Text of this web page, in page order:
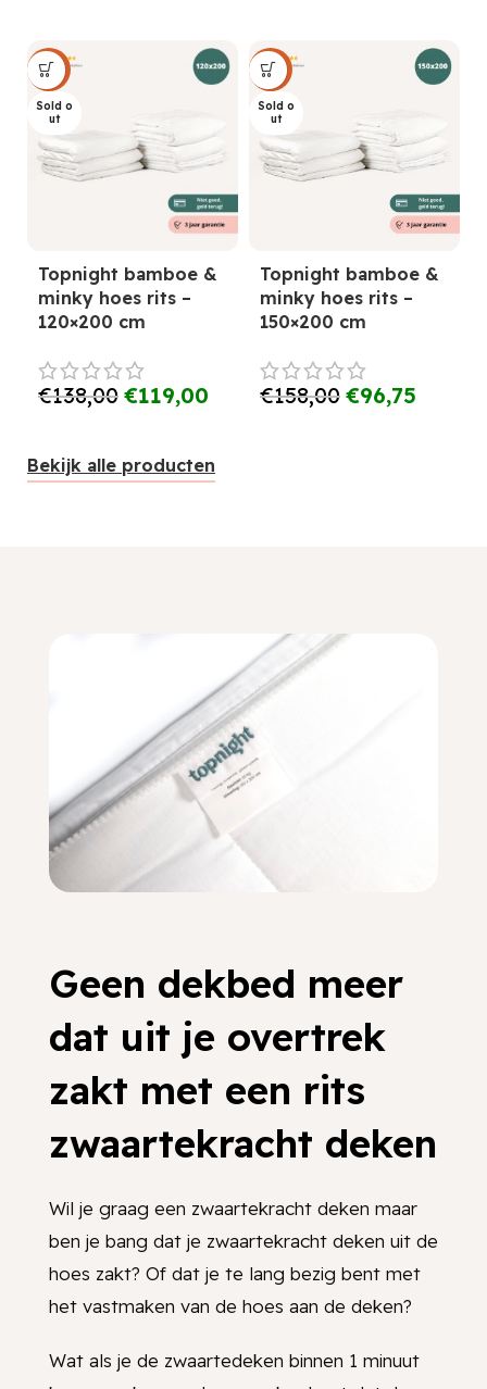
Sale
Sold o
ut
Topnight bamboe &
minky hoes rits –
120×200 cm
€138,00 €119,00
Sale
Sold o
ut
Topnight bamboe &
minky hoes rits –
150×200 cm
€158,00 €96,75
Bekijk alle producten
Geen dekbed meer
dat uit je overtrek
zakt met een rits
zwaartekracht deken
Wil je graag een zwaartekracht deken maar
ben je bang dat je zwaartekracht deken uit de
hoes zakt? Of dat je te lang bezig bent met
het vastmaken van de hoes aan de deken?
Wat als je de zwaartedeken binnen 1 minuut